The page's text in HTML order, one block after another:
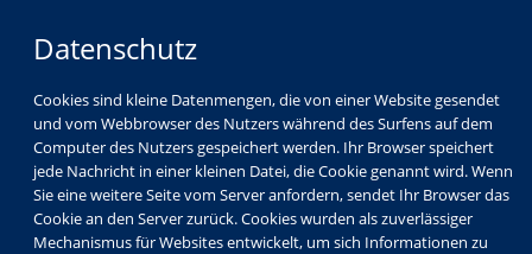
Datenschutz
Cookies sind kleine Datenmengen, die von einer Website gesendet
und vom Webbrowser des Nutzers während des Surfens auf dem
Computer des Nutzers gespeichert werden. Ihr Browser speichert
jede Nachricht in einer kleinen Datei, die Cookie genannt wird. Wenn
Sie eine weitere Seite vom Server anfordern, sendet Ihr Browser das
Cookie an den Server zurück. Cookies wurden als zuverlässiger
Mechanismus für Websites entwickelt, um sich Informationen zu